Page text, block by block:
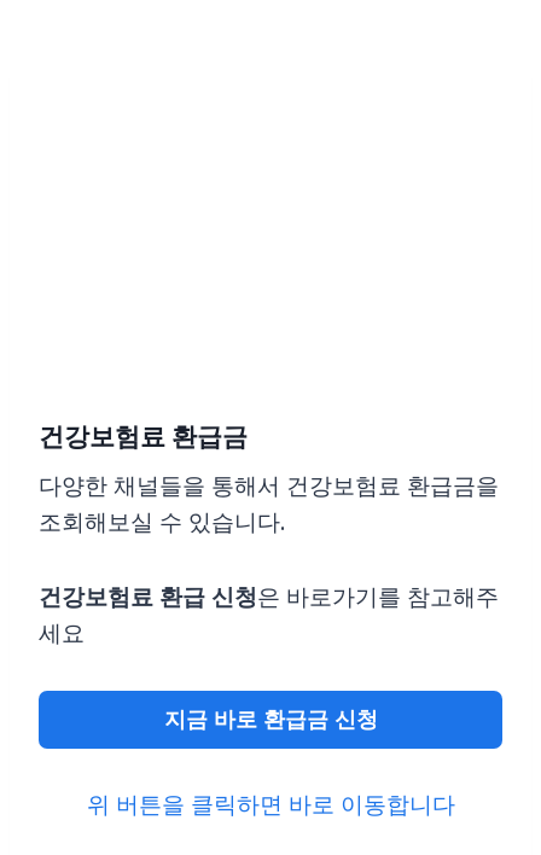
건강보험료 환급금
다양한 채널들을 통해서 건강보험료 환급금을
조회해보실 수 있습니다.
건강보험료 환급 신청은 바로가기를 참고해주
세요
지금 바로 환급금 신청
위 버튼을 클릭하면 바로 이동합니다